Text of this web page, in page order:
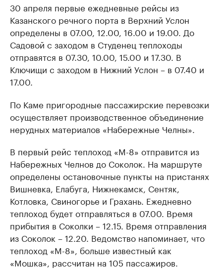
30 апреля первые ежедневные рейсы из
Казанского речного порта в Верхний Услон
определены в 07.00, 12.00, 16.00 и 19.00. До
Садовой с заходом в Студенец теплоходы
отправятся в 07.30, 10.00, 15.00 и 17.30. В
Ключищи с заходом в Нижний Услон – в 07.40 и
17.00.
По Каме пригородные пассажирские перевозки
осуществляет производственное объединение
нерудных материалов «Набережные Челны».
В первый рейс теплоход «М-8» отправится из
Набережных Челнов до Соколок. На маршруте
определены остановочные пункты на пристанях
Вишневка, Елабуга, Нижнекамск, Сентяк,
Котловка, Свиногорье и Грахань. Ежедневно
теплоход будет отправляться в 07.00. Время
прибытия в Соколки – 12.15. Время отправления
из Соколок – 12.20. Ведомство напоминает, что
теплоход «М-8», больше известный как
«Мошка», рассчитан на 105 пассажиров.